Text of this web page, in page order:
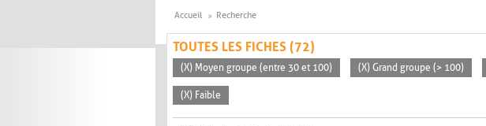
Accueil Recherche
TOUTES LES FICHES (72)
(X) Moyen groupe (entre 30 et 100) (X) Grand groupe (> 100)
(X) Faible